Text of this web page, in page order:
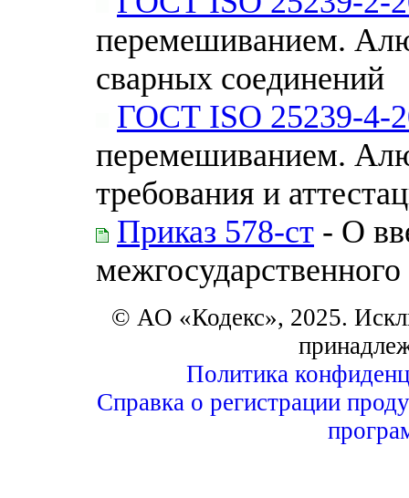
перемешиванием.
сварных соединений
ГОСТ ISO 25239-4-
перемешиванием.
требования и
Приказ 578-ст - О
межгосударственного
© АО «Кодекс», 2025.
Политика
Справка о регистрации